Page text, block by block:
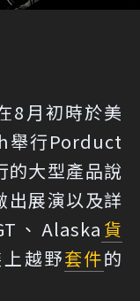
8月初時於美
舉行Porduct
大型產品說
出展演以及詳
、Alaska 貨
越野套件的